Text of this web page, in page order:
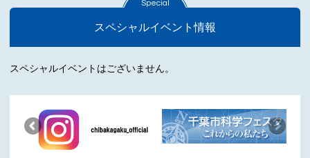
Special
スペシャルイベント情報
スペシャルイベントはございません。